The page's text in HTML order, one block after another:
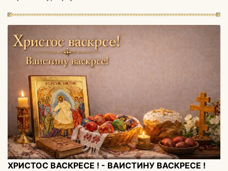
ХРИСТОС ВАСКРЕСЕ ! - ВАИСТИНУ ВАСКРЕСЕ !